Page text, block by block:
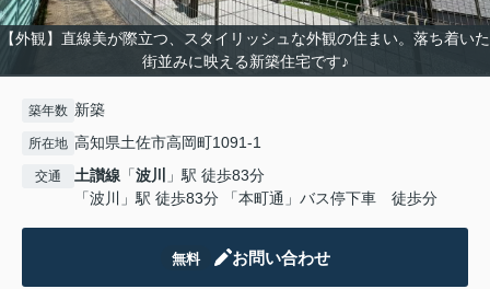
【外観】直線美が際立つ、スタイリッシュな外観の住まい。落ち着いた
街並みに映える新築住宅です♪
築年数 新築
所在地 高知県土佐市高岡町1091-1
交通 土讃線 「波川
」駅 徒歩83分
「波川」駅 徒歩83分 「本町通」バス停下車 徒歩分
無料 お問い合わせ